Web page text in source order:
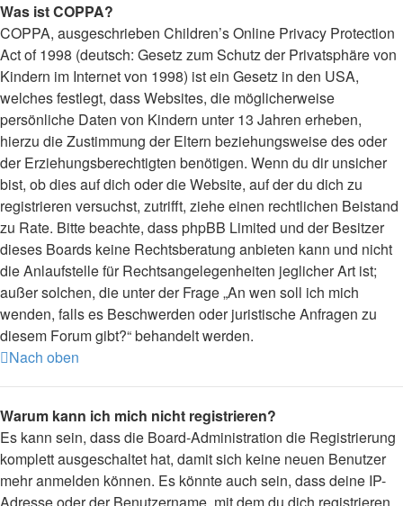
Was ist COPPA?
COPPA, ausgeschrieben Children’s Online Privacy Protection
Act of 1998 (deutsch: Gesetz zum Schutz der Privatsphäre von
Kindern im Internet von 1998) ist ein Gesetz in den USA,
welches festlegt, dass Websites, die möglicherweise
persönliche Daten von Kindern unter 13 Jahren erheben,
hierzu die Zustimmung der Eltern beziehungsweise des oder
der Erziehungsberechtigten benötigen. Wenn du dir unsicher
bist, ob dies auf dich oder die Website, auf der du dich zu
registrieren versuchst, zutrifft, ziehe einen rechtlichen Beistand
zu Rate. Bitte beachte, dass phpBB Limited und der Besitzer
dieses Boards keine Rechtsberatung anbieten kann und nicht
die Anlaufstelle für Rechtsangelegenheiten jeglicher Art ist;
außer solchen, die unter der Frage „An wen soll ich mich
wenden, falls es Beschwerden oder juristische Anfragen zu
diesem Forum gibt?“ behandelt werden.
Nach oben
Warum kann ich mich nicht registrieren?
Es kann sein, dass die Board-Administration die Registrierung
komplett ausgeschaltet hat, damit sich keine neuen Benutzer
mehr anmelden können. Es könnte auch sein, dass deine IP-